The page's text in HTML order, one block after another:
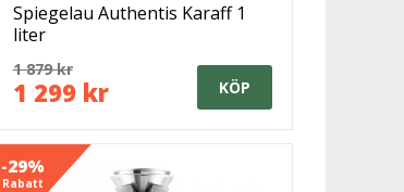
Spiegelau Authentis Karaff 1
liter
1 879 kr
1 299 kr KÖP
-29%
Rabatt